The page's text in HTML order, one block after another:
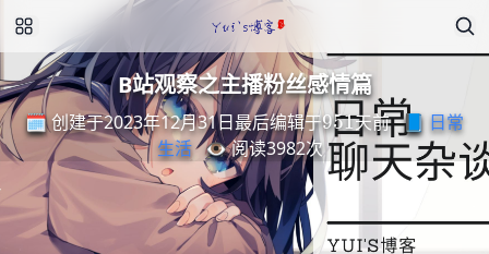
B站观察之主播粉丝感情篇
🗓️ 创建于2023年12月31日最后编辑 于 天 前
最后编辑于951
天前
📘 日常
生活 👁️ 阅读3982次